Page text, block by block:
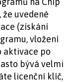
uvedené
(získání
vložení
aktivace po
bývá velmi
licenční klíč,